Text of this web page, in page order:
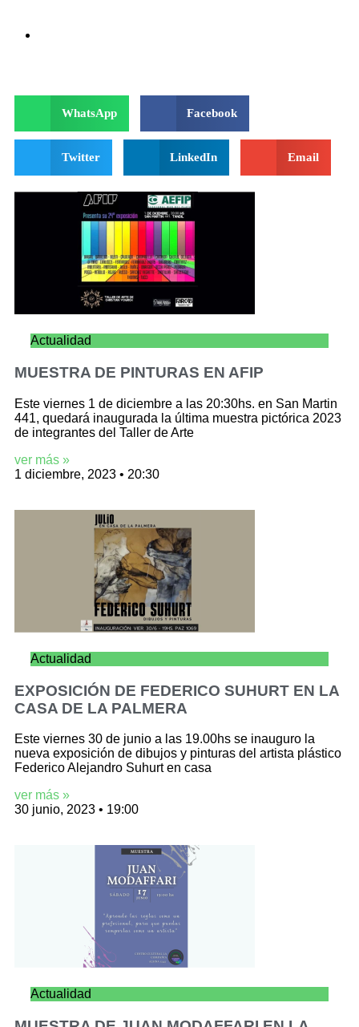
WhatsApp Facebook
Twitter LinkedIn Email
Actualidad
MUESTRA DE PINTURAS EN AFIP
Este viernes 1 de diciembre a las 20:30hs. en San Martin
441, quedará inaugurada la última muestra pictórica 2023
de integrantes del Taller de Arte
ver más »
1 diciembre, 2023
20:30
Actualidad
EXPOSICIÓN DE FEDERICO SUHURT EN LA
CASA DE LA PALMERA
Este viernes 30 de junio a las 19.00hs se inauguro la
nueva exposición de dibujos y pinturas del artista plástico
Federico Alejandro Suhurt en casa
ver más »
30 junio, 2023
19:00
Actualidad